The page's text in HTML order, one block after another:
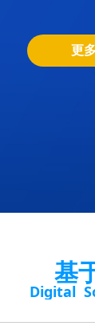
基
Digital